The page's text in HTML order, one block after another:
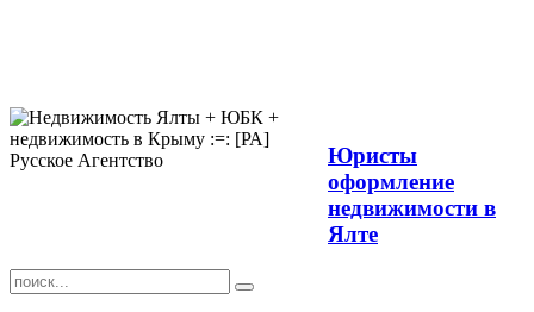
Юристы
оформление
недвижимости в
Ялте